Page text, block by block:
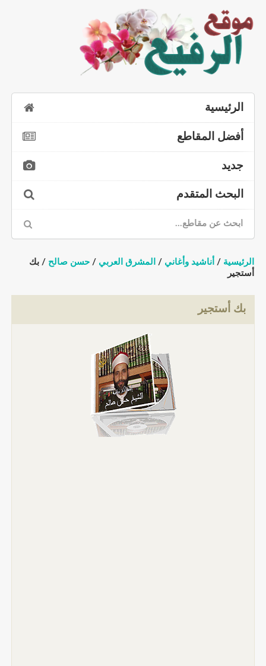
الرئيسية
أفضل المقاطع
جديد
البحث المتقدم
الرئيسية / أناشيد وأغاني / المشرق العربي / حسن صالح / بك
أستجير
بك أستجير